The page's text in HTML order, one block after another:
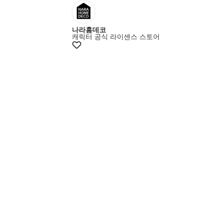
+5% 쿠폰
나라홈데코
캐릭터 공식 라이센스 스토어